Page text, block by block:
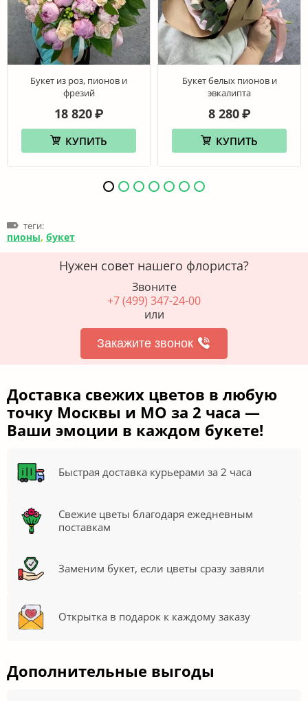
Букет из роз, пионов и
фрезий
18 820 ₽
КУПИТЬ
Букет белых пионов и
эвкалипта
8 280 ₽
КУПИТЬ
теги:
пионы, букет
Нужен совет нашего флориста?
Звоните
+7 (499) 347-24-00
или
Закажите звонок
Доставка свежих цветов в любую
точку Москвы и МО за 2 часа —
Ваши эмоции в каждом букете!
Быстрая доставка курьерами за 2 часа
Свежие цветы благодаря ежедневным
поставкам
Заменим букет, если цветы сразу завяли
Открытка в подарок к каждому заказу
Дополнительные выгоды